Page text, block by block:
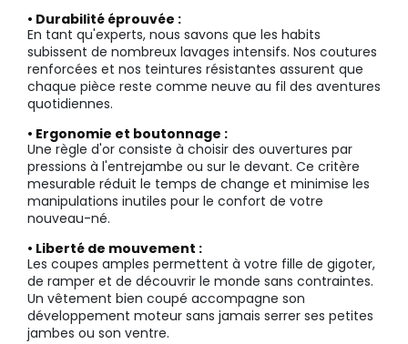
• Durabilité éprouvée :
En tant qu'experts, nous savons que les habits
subissent de nombreux lavages intensifs. Nos coutures
renforcées et nos teintures résistantes assurent que
chaque pièce reste comme neuve au fil des aventures
quotidiennes.
• Ergonomie et boutonnage :
Une règle d'or consiste à choisir des ouvertures par
pressions à l'entrejambe ou sur le devant. Ce critère
mesurable réduit le temps de change et minimise les
manipulations inutiles pour le confort de votre
nouveau-né.
• Liberté de mouvement :
Les coupes amples permettent à votre fille de gigoter,
de ramper et de découvrir le monde sans contraintes.
Un vêtement bien coupé accompagne son
développement moteur sans jamais serrer ses petites
jambes ou son ventre.